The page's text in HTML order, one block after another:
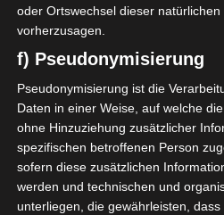
Zarzis
Gouider, VAR: Hassen
Mittwoch, 29. Oktober
In La Marsa: AS Marsa
Schiedsrichter: Achraf
Bellagha
In Bardo: Stade
oder Ortswechsel dieser
vorherzusagen.
f) Pseudonymisierung
Pseudonymisierung ist die
Daten in einer Weise, auf welche
ohne Hinzuziehung zusätzlicher
spezifischen betroffenen Person
sofern diese zusätzlichen
werden und technischen und
unterliegen, die gewährleisten,